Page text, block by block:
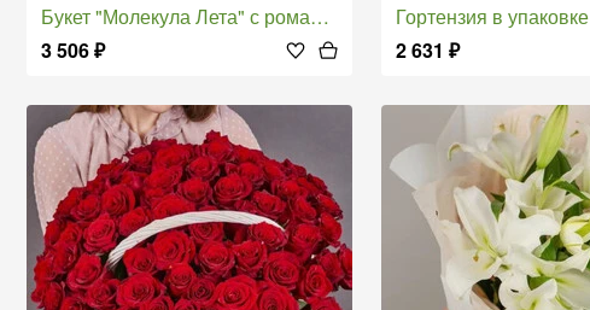
Букет "Молекула Лета" с ромашками
3 506₽
Гортензия в упаковке
2 631 ₽